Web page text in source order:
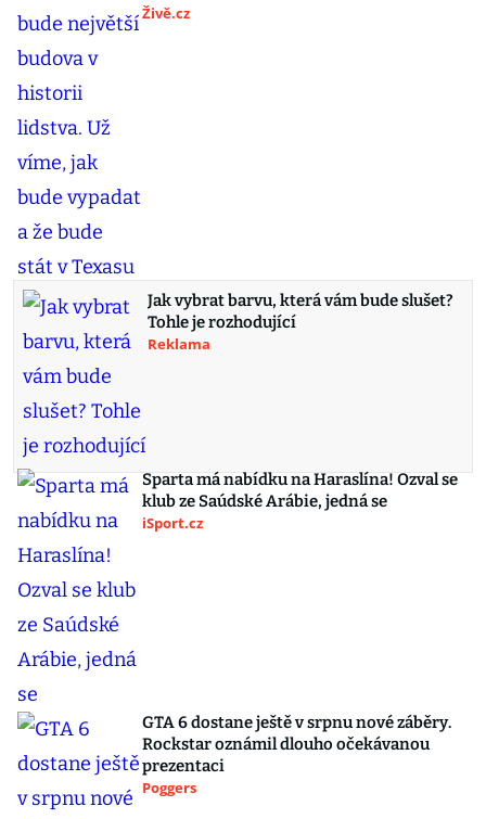
Živě.cz
Jak vybrat barvu, která vám bude slušet?
Tohle je rozhodující
Reklama
Sparta má nabídku na Haraslína! Ozval se
klub ze Saúdské Arábie, jedná se
iSport.cz
GTA 6 dostane ještě v srpnu nové záběry.
Rockstar oznámil dlouho očekávanou
prezentaci
Poggers